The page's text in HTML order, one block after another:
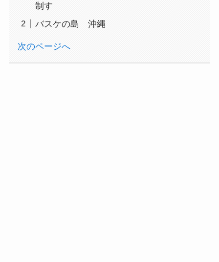
制す
バスケの島 沖縄
次のページへ